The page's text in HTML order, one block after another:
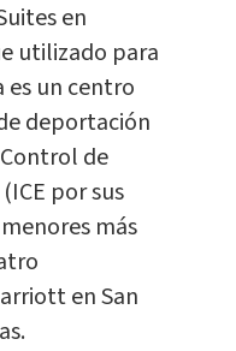
en
utilizado para
es un centro
deportación
de
por sus
más
en San